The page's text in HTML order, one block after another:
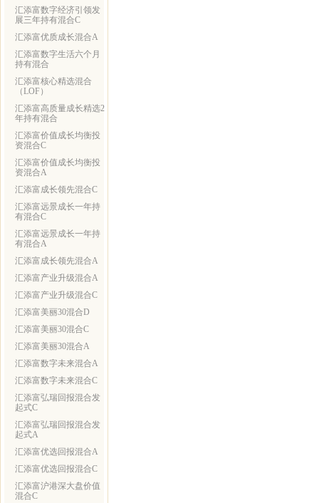
汇添富数字经济引领发
展三年持有混合C
汇添富优质成长混合A
汇添富数字生活六个月
持有混合
汇添富核心精选混合
（LOF）
汇添富高质量成长精选2
年持有混合
汇添富价值成长均衡投
资混合C
汇添富价值成长均衡投
资混合A
汇添富成长领先混合C
汇添富远景成长一年持
有混合C
汇添富远景成长一年持
有混合A
汇添富成长领先混合A
汇添富产业升级混合A
汇添富产业升级混合C
汇添富美丽30混合D
汇添富美丽30混合C
汇添富美丽30混合A
汇添富数字未来混合A
汇添富数字未来混合C
汇添富弘瑞回报混合发
起式C
汇添富弘瑞回报混合发
起式A
汇添富优选回报混合A
汇添富优选回报混合C
汇添富沪港深大盘价值
混合C